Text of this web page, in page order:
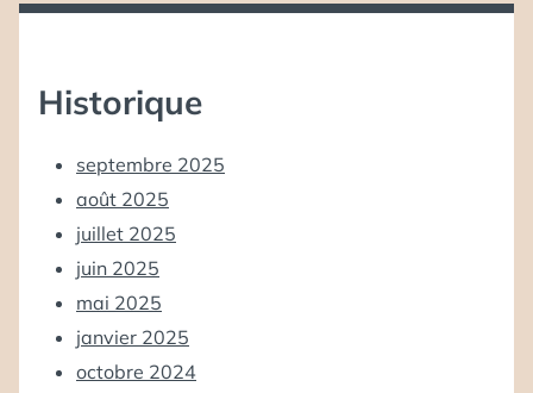
Historique
septembre 2025
août 2025
juillet 2025
juin 2025
mai 2025
janvier 2025
octobre 2024